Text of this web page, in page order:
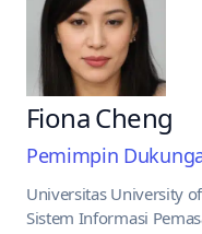
Fiona Cheng
Pemimpin
Universitas University
Sistem Informasi